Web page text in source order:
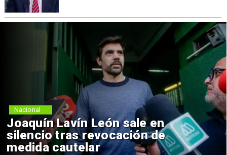
Joaquín Lavín León sale en
silencio tras revocación de
medida cautelar
Nacional